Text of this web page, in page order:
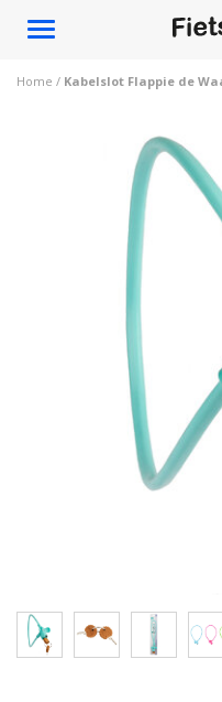
Toggle
Home / Kabelslot Flappie de